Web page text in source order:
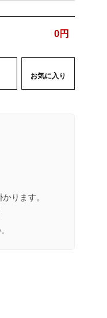
0円
お気に入り
ります。